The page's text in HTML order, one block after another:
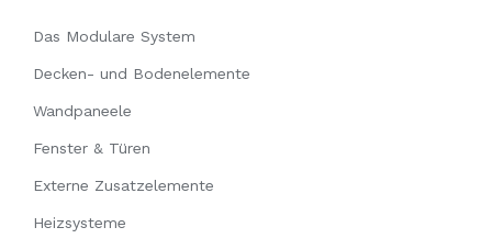
Das Modulare System
Decken- und Bodenelemente
Wandpaneele
Fenster & Türen
Externe Zusatzelemente
Heizsysteme